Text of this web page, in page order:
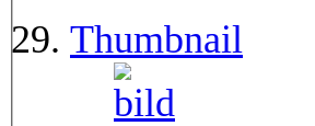
Thumbnail